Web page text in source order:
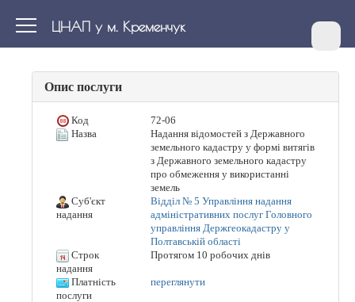
ЦНАП у м. Кременчук
Опис послуги
Код
72-06
Назва
Надання відомостей з Державного
земельного кадастру у формі витягів
з Державного земельного кадастру
про обмеження у використанні
земель
Суб'єкт
надання
Відділ № 5 Управління надання
адміністративних послуг Головного
управління Держгеокадастру у
Полтавській області
Строк
надання
Протягом 10 робочих днів
Платність
послуги
переглянути